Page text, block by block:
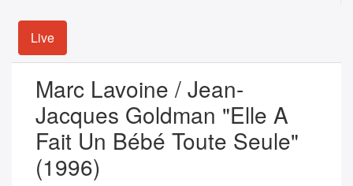
Live
Marc Lavoine / Jean-
Jacques Goldman "Elle A
Fait Un Bébé Toute Seule"
(1996)